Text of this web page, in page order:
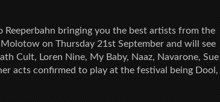
bringing you the best artists from the
on Thursday 21st September and will see
Cult, Loren Nine, My Baby, Naaz, Navarone, Sue
acts confirmed to play at the festival being Dool,